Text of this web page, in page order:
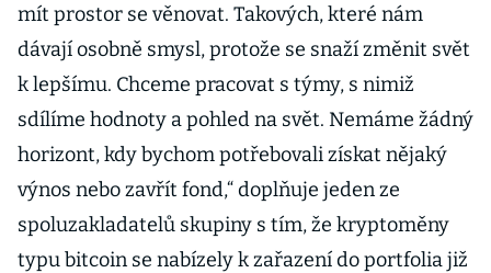
mít prostor se věnovat. Takových, které nám
dávají osobně smysl, protože se snaží změnit svět
k lepšímu. Chceme pracovat s týmy, s nimiž
sdílíme hodnoty a pohled na svět. Nemáme žádný
horizont, kdy bychom potřebovali získat nějaký
výnos nebo zavřít fond,“ doplňuje jeden ze
spoluzakladatelů skupiny s tím, že kryptoměny
typu bitcoin se nabízely k zařazení do portfolia již